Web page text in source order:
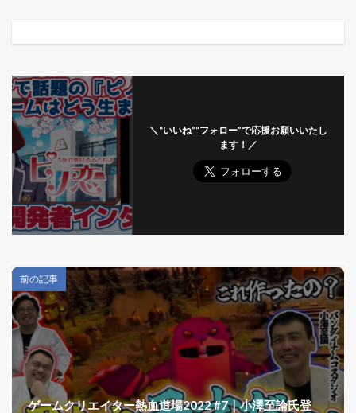
＼“いいね”“フォロー”で応援お願いいたし
ます！／
前の記事
ゲームクリエイター熱血道場2022 #7｜小澤至論氏登